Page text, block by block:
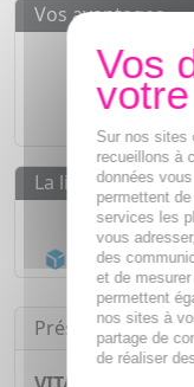
Vos avantages
Des prix
Paiement
Paiement en
La livraison
Livraison
Présentation
Sur nos sites
recueillons à
données
permettent
services les
vous
des
et de
permettent
nos sites à
partage de
de réaliser